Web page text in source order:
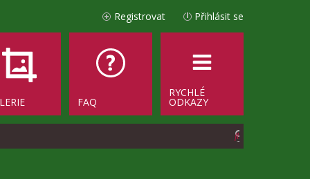
Přihlásit se
Registrovat
RYCHLÉ
ODKAZY
FAQ
H